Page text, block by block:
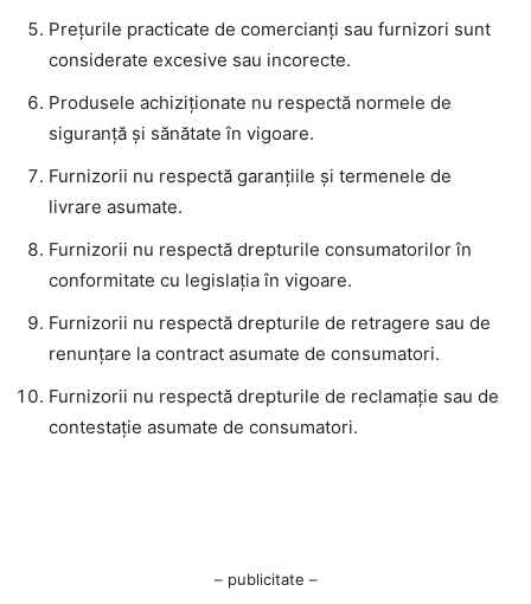
Prețurile practicate de comercianți sau furnizori sunt
considerate excesive sau incorecte.
Produsele achiziționate nu respectă normele de
siguranță și sănătate în vigoare.
Furnizorii nu respectă garanțiile și termenele de
livrare asumate.
Furnizorii nu respectă drepturile consumatorilor în
conformitate cu legislația în vigoare.
Furnizorii nu respectă drepturile de retragere sau de
renunțare la contract asumate de consumatori.
Furnizorii nu respectă drepturile de reclamație sau de
contestație asumate de consumatori.
– publicitate –